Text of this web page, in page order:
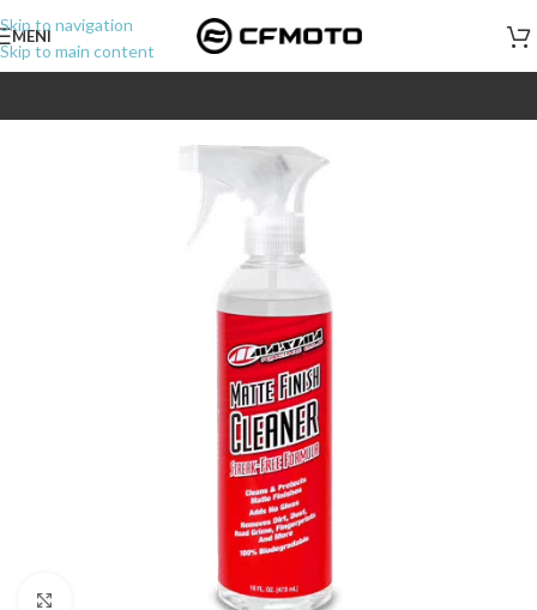
Skip to navigation
Skip to main content
MENI